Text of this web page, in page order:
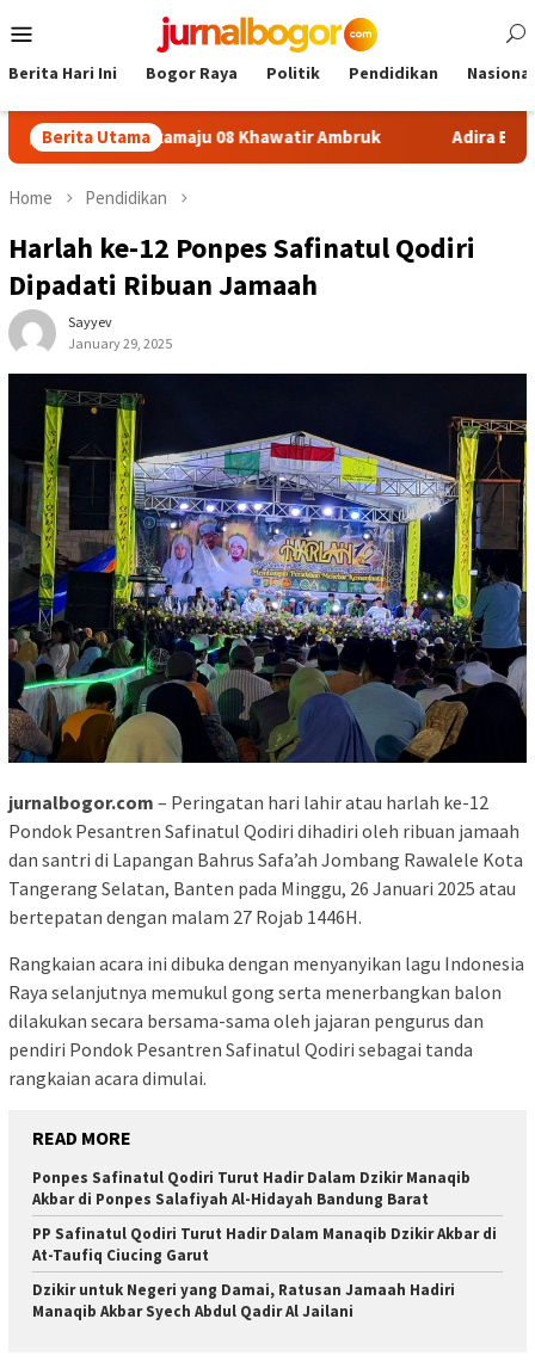
to
Menu
Berita Hari Ini Bogor Raya Politik Pendidikan Nasional
Berita Utama
Sukamaju 08 Khawatir Ambruk Adira Expo Merdeka
Home Pendidikan
Harlah ke-12 Ponpes Safinatul Qodiri
Dipadati Ribuan Jamaah
Sayyev
January 29, 2025
jurnalbogor.com – Peringatan hari lahir atau harlah ke-12
Pondok Pesantren Safinatul Qodiri dihadiri oleh ribuan jamaah
dan santri di Lapangan Bahrus Safa’ah Jombang Rawalele Kota
Tangerang Selatan, Banten pada Minggu, 26 Januari 2025 atau
bertepatan dengan malam 27 Rojab 1446H.
Rangkaian acara ini dibuka dengan menyanyikan lagu Indonesia
Raya selanjutnya memukul gong serta menerbangkan balon
dilakukan secara bersama-sama oleh jajaran pengurus dan
pendiri Pondok Pesantren Safinatul Qodiri sebagai tanda
rangkaian acara dimulai.
READ MORE
Ponpes Safinatul Qodiri Turut Hadir Dalam Dzikir Manaqib
Akbar di Ponpes Salafiyah Al-Hidayah Bandung Barat
PP Safinatul Qodiri Turut Hadir Dalam Manaqib Dzikir Akbar di
At-Taufiq Ciucing Garut
Dzikir untuk Negeri yang Damai, Ratusan Jamaah Hadiri
Manaqib Akbar Syech Abdul Qadir Al Jailani